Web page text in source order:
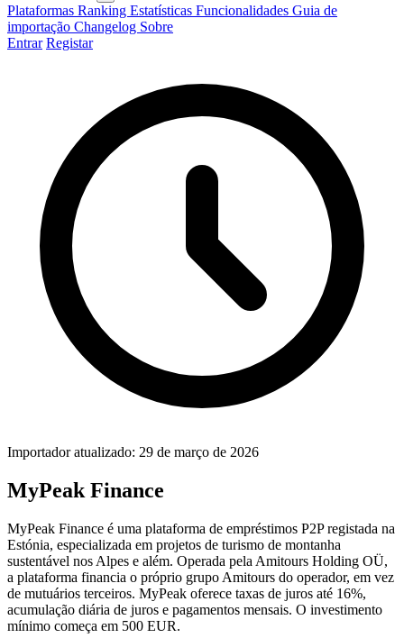
Plataformas Ranking Estatísticas Funcionalidades Guia de
importação Changelog Sobre
Entrar Registar
Importador atualizado: 29 de março de 2026
MyPeak Finance
MyPeak Finance é uma plataforma de empréstimos P2P registada na
Estónia, especializada em projetos de turismo de montanha
sustentável nos Alpes e além. Operada pela Amitours Holding OÜ,
a plataforma financia o próprio grupo Amitours do operador, em vez
de mutuários terceiros. MyPeak oferece taxas de juros até 16%,
acumulação diária de juros e pagamentos mensais. O investimento
mínimo começa em 500 EUR.